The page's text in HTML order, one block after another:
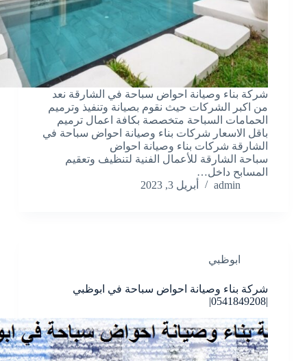
شركة بناء وصيانة احواض سباحة في الشارقة نعد
من اكبر الشركات حيث نقوم بصيانة وتنفيذ وترميم
الحمامات السباحة متخصصة بكافة اعمال ترميم
باقل الاسعار شركات بناء وصيانة احواض سباحة في
الشارقة شركات بناء وصيانة احواض
سباحة الشارقة للأعمال الفنية لتنظيف وتعقيم
المسابح داخل…
admin
أبريل 3, 2023
ابوظبي
شركة بناء وصيانة احواض سباحة في ابوظبي
|0541849208|